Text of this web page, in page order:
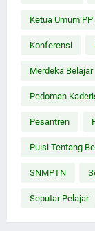
Ketua Umum PP
Konferensi
Merdeka Belajar
Pedoman
Pesantren
Puisi Tentang
SNMPTN
Seputar Pelajar